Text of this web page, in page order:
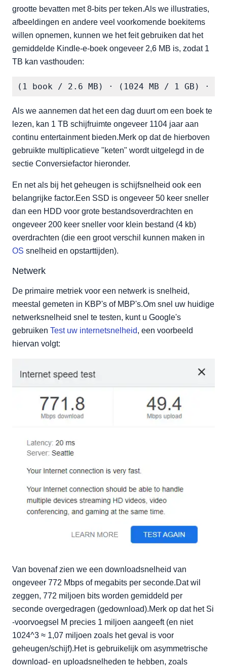
grootte bevatten met 8-bits per teken.Als we illustraties,
afbeeldingen en andere veel voorkomende boekitems
willen opnemen, kunnen we het feit gebruiken dat het
gemiddelde Kindle-e-boek ongeveer 2,6 MB is, zodat 1
TB kan vasthouden:
(1 book / 2.6 MB) · (1024 MB / 1 GB) ·
Als we aannemen dat het een dag duurt om een boek te
lezen, kan 1 TB schijfruimte ongeveer 1104 jaar aan
continu entertainment bieden.Merk op dat de hierboven
gebruikte multiplicatieve "keten" wordt uitgelegd in de
sectie Conversiefactor hieronder.
En net als bij het geheugen is schijfsnelheid ook een
belangrijke factor.Een SSD is ongeveer 50 keer sneller
dan een HDD voor grote bestandsoverdrachten en
ongeveer 200 keer sneller voor klein bestand (4 kb)
overdrachten (die een groot verschil kunnen maken in
OS snelheid en opstarttijden).
Netwerk
De primaire metriek voor een netwerk is snelheid,
meestal gemeten in KBP's of MBP's.Om snel uw huidige
netwerksnelheid snel te testen, kunt u Google's
gebruiken Test uw internetsnelheid, een voorbeeld
hiervan volgt:
Van bovenaf zien we een downloadsnelheid van
ongeveer 772 Mbps of megabits per seconde.Dat wil
zeggen, 772 miljoen bits worden gemiddeld per
seconde overgedragen (gedownload).Merk op dat het Si
-voorvoegsel M precies 1 miljoen aangeeft (en niet
1024^3 ≈ 1,07 miljoen zoals het geval is voor
geheugen/schijf).Het is gebruikelijk om asymmetrische
download- en uploadsnelheden te hebben, zoals